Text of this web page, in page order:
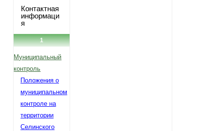
Контактная
информаци
я
1
Муниципальный
контроль
Положения о
муниципальном
контроле на
территории
Селинского